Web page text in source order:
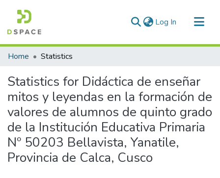
Log In (current)
Communities & Collections
Home Statistics
Statistics for Didáctica de enseñar
mitos y leyendas en la formación de
valores de alumnos de quinto grado
de la Institución Educativa Primaria
Nº 50203 Bellavista, Yanatile,
Provincia de Calca, Cusco